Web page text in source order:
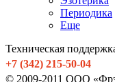
Периодика
Еще
Техническая
+7 (342) 215-50-04
© 2009-2011 ООО